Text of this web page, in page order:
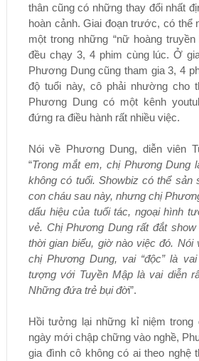
thân cũng có những thay đổi nhất
hoàn cảnh. Giai đoạn trước, có thể
một trong những “nữ hoàng
đều chạy 3, 4 phim cùng lúc. Ở
Phương Dung cũng tham gia 3, 4
độ tuổi này, cô phải nhường cho
Phương Dung có một kênh
đứng ra điều hành rất nhiều việc.
Nói về Phương Dung, diễn viên
“Trong mắt em, chị Phương Dung
không có tuổi. Showbiz có thể sản
con cháu sau này, nhưng chị
dấu hiệu của tuổi tác, ngoại hình
vẻ. Chị Phương Dung rất đắt
thời gian biểu, giờ nào việc đó. Nói
chị Phương Dung, vai “độc” là
tượng với Tuyền Mập là vai diễn
Những đứa trẻ bụi đời”.
Hồi tưởng lại những kỉ niệm
ngày mới chập chững vào nghề,
gia đình cô không có ai theo nghệ